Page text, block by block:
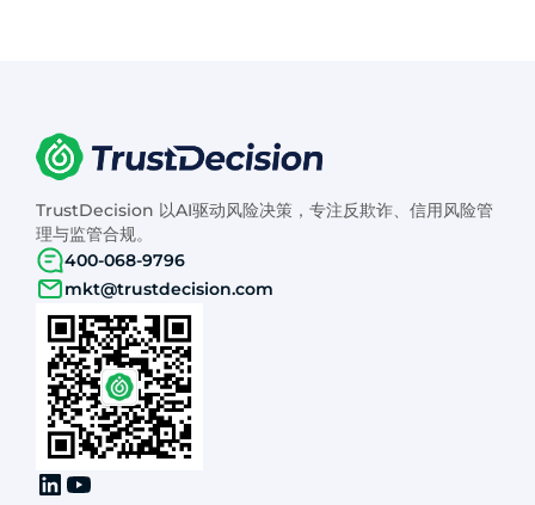
TrustDecision 以AI驱动风险决策，专注反欺诈、信用风险管
理与监管合规。
400-068-9796
mkt@trustdecision.com